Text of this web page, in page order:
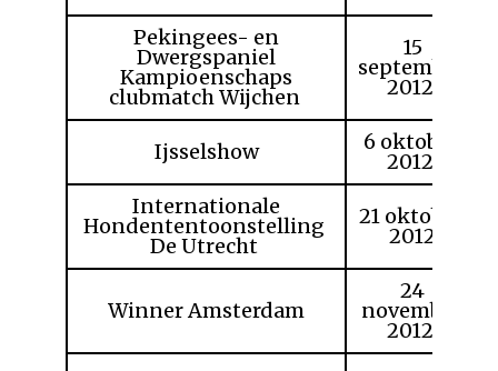
Pekingees- en
Dwergspaniel
Kampioenschaps
clubmatch Wijchen
15
september
2012
Ijsselshow 6 oktober
2012
Internationale
Hondententoonstelling
De Utrecht
21 oktober
2012
Winner Amsterdam
24
november
2012